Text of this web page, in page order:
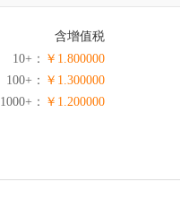
含增值税
10+： ￥1.800000
100+： ￥1.300000
1000+： ￥1.200000